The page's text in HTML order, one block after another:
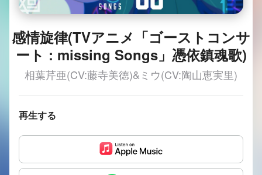
感情旋律(TVアニメ「ゴーストコンサ
ート : missing Songs」憑依鎮魂歌)
相葉芹亜(CV:藤寺美徳)&ミウ(CV:陶山恵実里)
再生する